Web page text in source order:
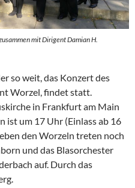
mit Dirigent Damian H.
so weit, das Konzert des
Worzel, findet statt.
in Frankfurt am Main
ist um 17 Uhr (Einlass ab 16
den Worzeln treten noch
und das Blasorchester
auf. Durch das